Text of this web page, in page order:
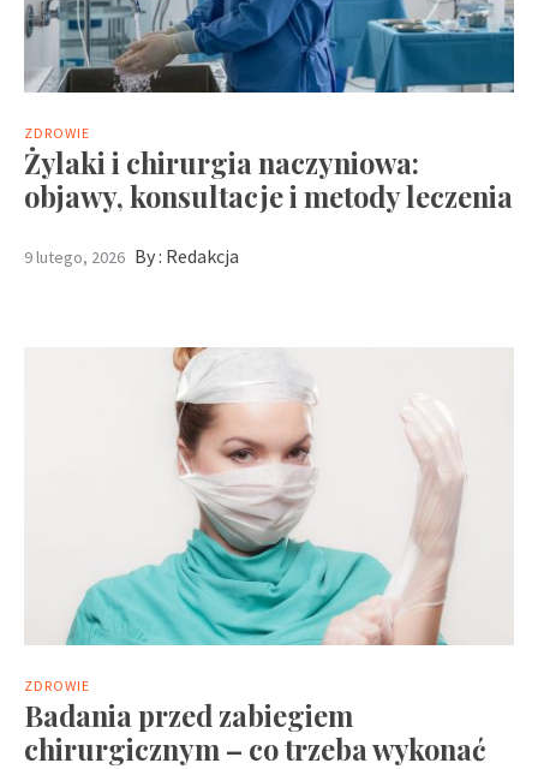
ZDROWIE
Żylaki i chirurgia naczyniowa:
objawy, konsultacje i metody leczenia
9 lutego, 2026 By : Redakcja
ZDROWIE
Badania przed zabiegiem
chirurgicznym – co trzeba wykonać